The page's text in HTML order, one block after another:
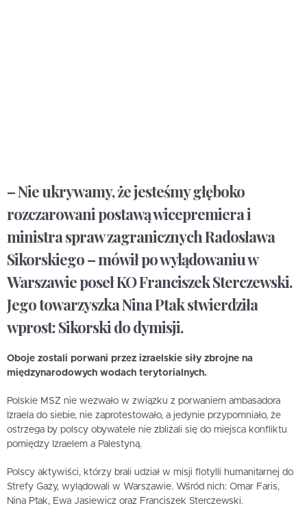
– Nie ukrywamy, że jesteśmy głęboko
rozczarowani postawą wicepremiera i
ministra spraw zagranicznych Radosława
Sikorskiego – mówił po wylądowaniu w
Warszawie poseł KO Franciszek Sterczewski.
Jego towarzyszka Nina Ptak stwierdziła
wprost: Sikorski do dymisji.
Oboje zostali porwani przez izraelskie siły zbrojne na
międzynarodowych wodach terytorialnych.
Polskie MSZ nie wezwało w związku z porwaniem ambasadora
Izraela do siebie, nie zaprotestowało, a jedynie przypomniało, że
ostrzega by polscy obywatele nie zbliżali się do miejsca konfliktu
pomiędzy Izraelem a Palestyną.
Polscy aktywiści, którzy brali udział w misji flotylli humanitarnej do
Strefy Gazy, wylądowali w Warszawie. Wśród nich: Omar Faris,
Nina Ptak, Ewa Jasiewicz oraz Franciszek Sterczewski.